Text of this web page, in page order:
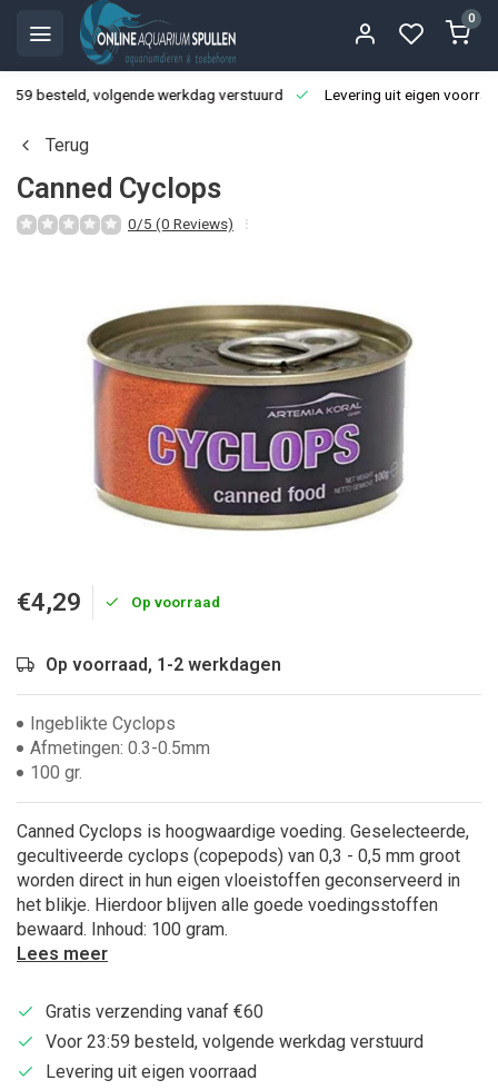
0
besteld, volgende werkdag verstuurd Levering uit eigen
Terug
Canned Cyclops
0/5 (0 Reviews)
€4,29 Op voorraad
Op voorraad, 1-2 werkdagen
Ingeblikte Cyclops
Afmetingen: 0.3-0.5mm
100 gr.
Canned Cyclops is hoogwaardige voeding. Geselecteerde,
gecultiveerde cyclops (copepods) van 0,3 - 0,5 mm groot
worden direct in hun eigen vloeistoffen geconserveerd in
het blikje. Hierdoor blijven alle goede voedingsstoffen
bewaard. Inhoud: 100 gram.
Lees meer
Gratis verzending vanaf €60
Voor 23:59 besteld, volgende werkdag verstuurd
Levering uit eigen voorraad